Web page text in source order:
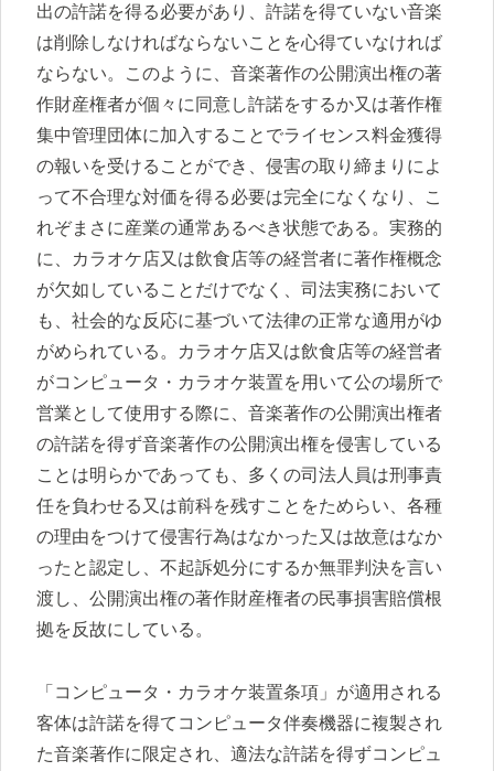
出の許諾を得る必要があり、許諾を得ていない音楽
は削除しなければならないことを心得ていなければ
ならない。このように、音楽著作の公開演出権の著
作財産権者が個々に同意し許諾をするか又は著作権
集中管理団体に加入することでライセンス料金獲得
の報いを受けることができ、侵害の取り締まりによ
って不合理な対価を得る必要は完全になくなり、こ
れぞまさに産業の通常あるべき状態である。実務的
に、カラオケ店又は飲食店等の経営者に著作権概念
が欠如していることだけでなく、司法実務において
も、社会的な反応に基づいて法律の正常な適用がゆ
がめられている。カラオケ店又は飲食店等の経営者
がコンピュータ・カラオケ装置を用いて公の場所で
営業として使用する際に、音楽著作の公開演出権者
の許諾を得ず音楽著作の公開演出権を侵害している
ことは明らかであっても、多くの司法人員は刑事責
任を負わせる又は前科を残すことをためらい、各種
の理由をつけて侵害行為はなかった又は故意はなか
ったと認定し、不起訴処分にするか無罪判決を言い
渡し、公開演出権の著作財産権者の民事損害賠償根
拠を反故にしている。
「コンピュータ・カラオケ装置条項」が適用される
客体は許諾を得てコンピュータ伴奏機器に複製され
た音楽著作に限定され、適法な許諾を得ずコンピュ